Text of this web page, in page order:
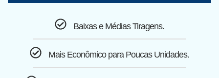
Baixas e Médias Tiragens.
Mais Econômico para Poucas Unidades.